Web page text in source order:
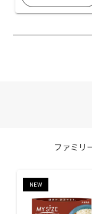
ファミリ
NEW